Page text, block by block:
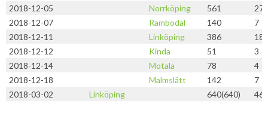
2018-12-05
Norrköping 561
27
2018-12-07
Rambodal 140
7
2018-12-11
Linköping 386
18
2018-12-12
Kinda 51
3
2018-12-14
Motala 78
4
2018-12-18
Malmslätt 142
7
2018-03-02
Linköping 640(640)